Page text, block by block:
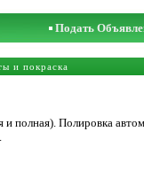
Подать
и покраска
и полная). Полировка